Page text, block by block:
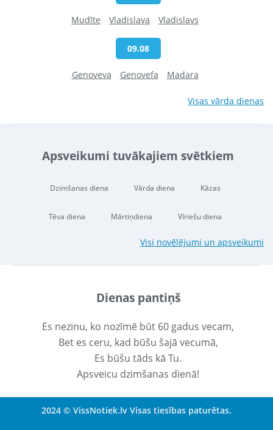
Mudīte Vladislava Vladislavs
09.08
Genoveva Genovefa Madara
Visas vārda dienas
Apsveikumi tuvākajiem svētkiem
Dzimšanas diena Vārda diena Kāzas
Tēva diena Mārtiņdiena Vīriešu diena
Visi novēlējumi un apsveikumi
Dienas pantiņš
Es nezinu, ko nozīmē būt 60 gadus vecam,
Bet es ceru, kad būšu šajā vecumā,
Es būšu tāds kā Tu.
Apsveicu dzimšanas dienā!
2024 © VissNotiek.lv Visas tiesības paturētas.